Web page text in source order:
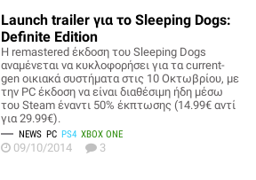
Launch trailer για το Sleeping Dogs:
Definite Edition
Η remastered έκδοση του Sleeping Dogs
αναμένεται να κυκλοφορήσει για τα current-
gen οικιακά συστήματα στις 10 Οκτωβρίου, με
την PC έκδοση να είναι διαθέσιμη ήδη μέσω
του Steam έναντι 50% έκπτωσης (14.99€ αντί
για 29.99€).
NEWS PC PS4 XBOX ONE
09/10/2014 3